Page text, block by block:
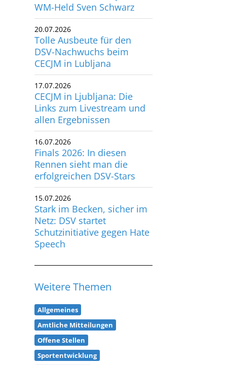
WM-Held Sven Schwarz
20.07.2026
Tolle Ausbeute für den
DSV-Nachwuchs beim
CECJM in Lubljana
17.07.2026
CECJM in Ljubljana: Die
Links zum Livestream und
allen Ergebnissen
16.07.2026
Finals 2026: In diesen
Rennen sieht man die
erfolgreichen DSV-Stars
15.07.2026
Stark im Becken, sicher im
Netz: DSV startet
Schutzinitiative gegen Hate
Speech
Weitere Themen
Allgemeines
Amtliche Mitteilungen
Offene Stellen
Sportentwicklung